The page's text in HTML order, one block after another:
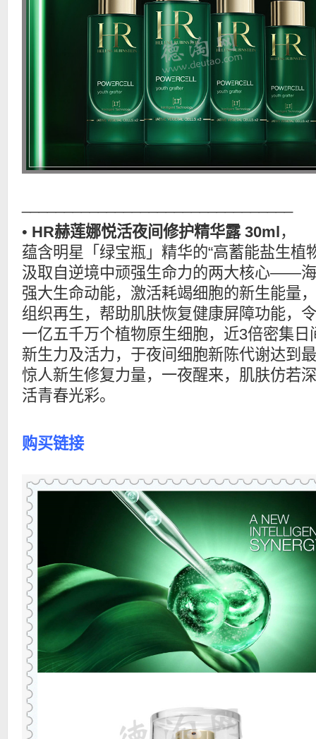
• HR赫莲娜悦活夜间修护精华露 30ml，
蕴含明星「绿宝瓶」精华的“高蓄能盐生植
汲取自逆境中顽强生命力的两大核心——
强大生命动能，激活耗竭细胞的新生能量
组织再生，帮助肌肤恢复健康屏障功能，
一亿五千万个植物原生细胞，近3倍密集
新生力及活力，于夜间细胞新陈代谢达到
惊人新生修复力量，一夜醒来，肌肤仿若
活青春光彩。
购买链接